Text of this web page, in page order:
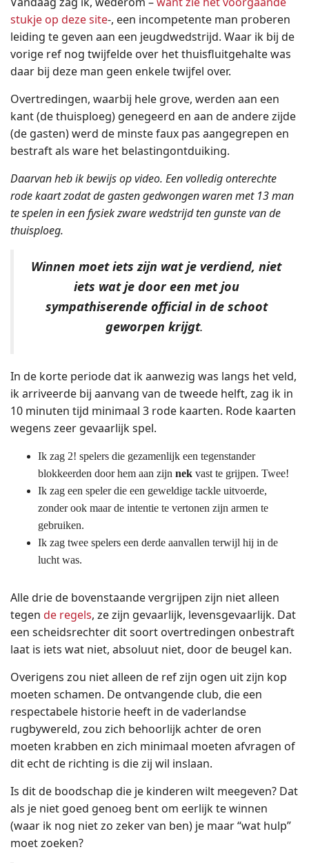
stukje op deze site-, een incompetente man proberen
leiding te geven aan een jeugdwedstrijd. Waar ik bij de
vorige ref nog twijfelde over het thuisfluitgehalte was
daar bij deze man geen enkele twijfel over.
Overtredingen, waarbij hele grove, werden aan een
kant (de thuisploeg) genegeerd en aan de andere zijde
(de gasten) werd de minste faux pas aangegrepen en
bestraft als ware het belastingontduiking.
Daarvan heb ik bewijs op video. Een volledig onterechte
rode kaart zodat de gasten gedwongen waren met 13 man
te spelen in een fysiek zware wedstrijd ten gunste van de
thuisploeg.
Winnen moet iets zijn wat je verdiend, niet
iets wat je door een met jou
sympathiserende official in de schoot
geworpen krijgt.
In de korte periode dat ik aanwezig was langs het veld,
ik arriveerde bij aanvang van de tweede helft, zag ik in
10 minuten tijd minimaal 3 rode kaarten. Rode kaarten
wegens zeer gevaarlijk spel.
Ik zag 2! spelers die gezamenlijk een tegenstander
blokkeerden door hem aan zijn nek vast te grijpen. Twee!
Ik zag een speler die een geweldige tackle uitvoerde,
zonder ook maar de intentie te vertonen zijn armen te
gebruiken.
Ik zag twee spelers een derde aanvallen terwijl hij in de
lucht was.
Alle drie de bovenstaande vergrijpen zijn niet alleen
tegen de regels, ze zijn gevaarlijk, levensgevaarlijk. Dat
een scheidsrechter dit soort overtredingen onbestraft
laat is iets wat niet, absoluut niet, door de beugel kan.
Overigens zou niet alleen de ref zijn ogen uit zijn kop
moeten schamen. De ontvangende club, die een
respectabele historie heeft in de vaderlandse
rugbywereld, zou zich behoorlijk achter de oren
moeten krabben en zich minimaal moeten afvragen of
dit echt de richting is die zij wil inslaan.
Is dit de boodschap die je kinderen wilt meegeven? Dat
als je niet goed genoeg bent om eerlijk te winnen
(waar ik nog niet zo zeker van ben) je maar “wat hulp”
moet zoeken?